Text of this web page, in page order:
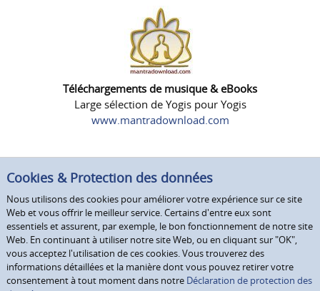
Téléchargements de musique & eBooks
Large sélection de Yogis pour Yogis
www.mantradownload.com
Cookies & Protection des données
Nous utilisons des cookies pour améliorer votre expérience sur ce site
Web et vous offrir le meilleur service. Certains d'entre eux sont
essentiels et assurent, par exemple, le bon fonctionnement de notre site
Web. En continuant à utiliser notre site Web, ou en cliquant sur "OK",
vous acceptez l'utilisation de ces cookies. Vous trouverez des
informations détaillées et la manière dont vous pouvez retirer votre
consentement à tout moment dans notre Déclaration de protection des